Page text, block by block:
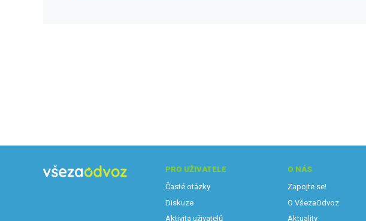
PRO UŽIVATELE
Časté otázky
Diskuze
Aktivita uživatelů
O NÁS
Zapojte se!
O VšezaOdvoz
Aktuality